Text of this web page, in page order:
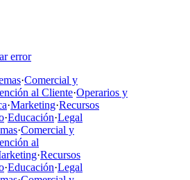
error
·Comercial y
al Cliente·Operarios y
·Marketing·Recursos
·Educación·Legal
·Comercial y
al
·Recursos
·Educación·Legal